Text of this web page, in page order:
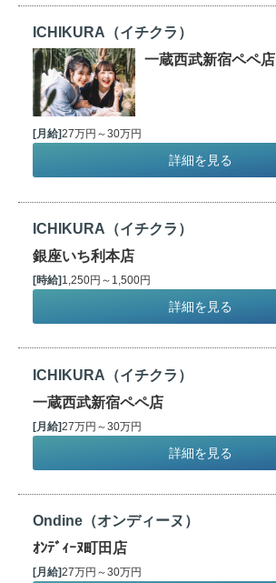
ICHIKURA（イチクラ）
一蔵西武新宿ペペ店
[月給]27万円～30万円
詳細を見る
ICHIKURA（イチクラ）
銀座いち利本店
[時給] 1,250円～1,500円
詳細を見る
ICHIKURA（イチクラ）
一蔵西武新宿ペペ店
[月給]27万円～30万円
詳細を見る
Ondine（オンディーヌ）
ｵﾝﾃﾞｨｰﾇ町田店
[月給]27万円～30万円